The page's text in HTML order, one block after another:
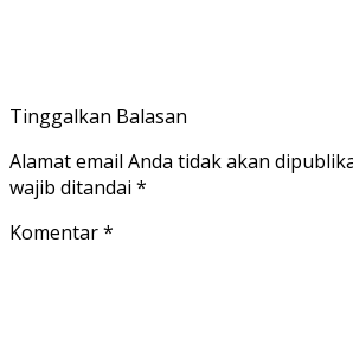
Tinggalkan Balasan
Alamat email Anda tidak akan
wajib ditandai *
Komentar*